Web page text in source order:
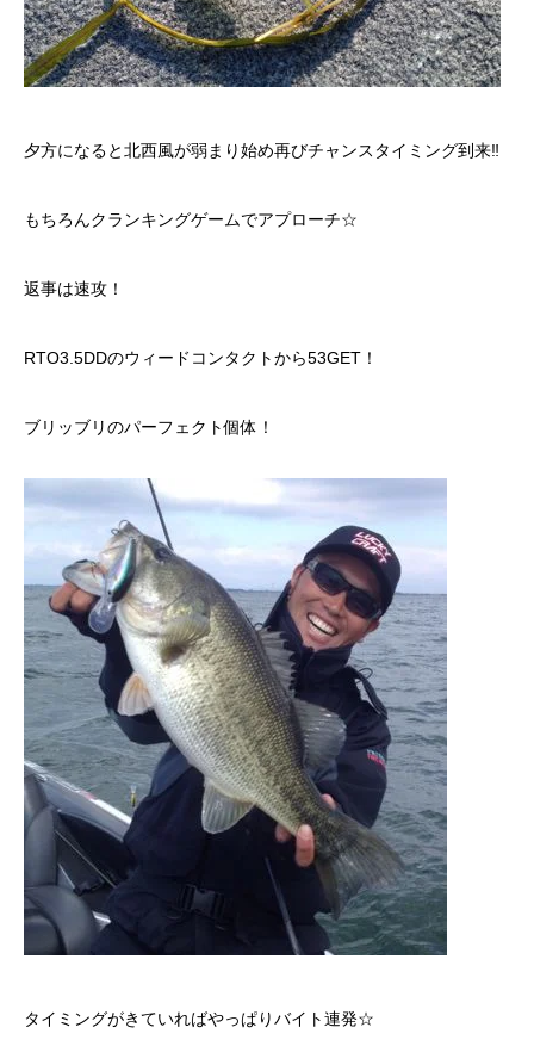
夕方になると北西風が弱まり始め再びチャンスタイミング到来‼︎
もちろんクランキングゲームでアプローチ☆
返事は速攻！
RTO3.5DDのウィードコンタクトから53GET！
ブリッブリのパーフェクト個体！
タイミングがきていればやっぱりバイト連発☆